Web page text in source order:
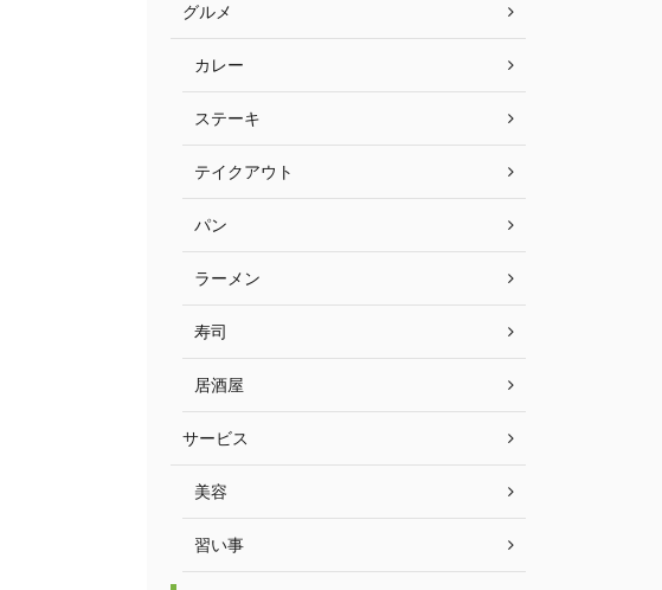
グルメ
カレー
ステーキ
テイクアウト
パン
ラーメン
寿司
居酒屋
サービス
美容
習い事